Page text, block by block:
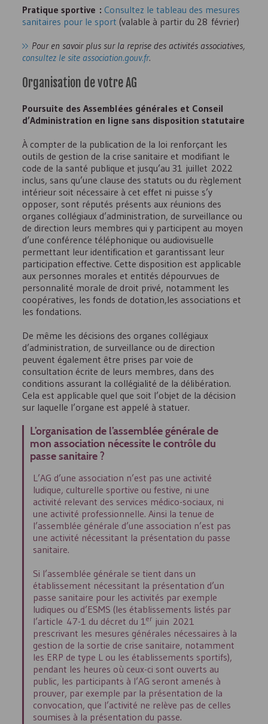
Pratique sportive : Consultez le tableau des mesures
sanitaires pour le sport (valable à partir du 28 février)
Pour en savoir plus sur la reprise des activités associatives,
consultez le site association.gouv.fr.
Organisation de votreAG
Poursuite des Assemblées générales et Conseil
d’Administration en ligne sans disposition statutaire
À compter de la publication de la loi renforçant les
outils de gestion de la crise sanitaire et modifiant le
code de la santé publique et jusqu’au 31 juillet 2022
inclus, sans qu’une clause des statuts ou du règlement
intérieur soit nécessaire à cet effet ni puisse s’y
opposer, sont réputés présents aux réunions des
organes collégiaux d’administration, de surveillance ou
de direction leurs membres qui y participent au moyen
d’une conférence téléphonique ou audiovisuelle
permettant leur identification et garantissant leur
participation effective. Cette disposition est applicable
aux personnes morales et entités dépourvues de
personnalité morale de droit privé, notamment les
coopératives, les fonds de dotation,les associations et
les fondations.
De même les décisions des organes collégiaux
d’administration, de surveillance ou de direction
peuvent également être prises par voie de
consultation écrite de leurs membres, dans des
conditions assurant la collégialité de la délibération.
Cela est applicable quel que soit l’objet de la décision
sur laquelle l’organe est appelé à statuer.
L’organisation de l’assemblée générale de
mon association nécessite le contrôle du
passe sanitaire ?
L’AG d’une association n’est pas une activité
ludique, culturelle sportive ou festive, ni une
activité relevant des services médico-sociaux, ni
une activité professionnelle. Ainsi la tenue de
l’assemblée générale d’une association n’est pas
une activité nécessitant la présentation du passe
sanitaire.
Si l’assemblée générale se tient dans un
établissement nécessitant la présentation d’un
passe sanitaire pour les activités par exemple
ludiques ou d’ESMS (les établissements listés par
l’article 47-1 du décret du 1erjuin 2021
prescrivant les mesures générales nécessaires à la
gestion de la sortie de crise sanitaire, notamment
les ERP de type L ou les établissements sportifs),
pendant les heures où ceux-ci sont ouverts au
public, les participants à l’AG seront amenés à
prouver, par exemple par la présentation de la
convocation, que l’activité ne relève pas de celles
soumises à la présentation du passe.